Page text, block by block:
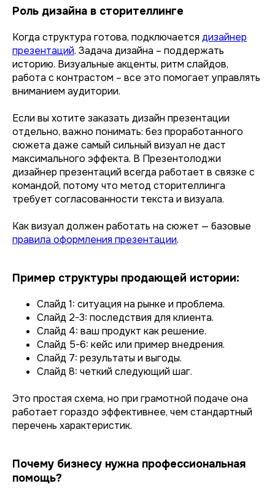
Роль дизайна в сторителлинге
Когда структура готова, подключается дизайнер
презентаций. Задача дизайна – поддержать
историю. Визуальные акценты, ритм слайдов,
работа с контрастом – все это помогает управлять
вниманием аудитории.
Если вы хотите заказать дизайн презентации
отдельно, важно понимать: без проработанного
сюжета даже самый сильный визуал не даст
максимального эффекта. В Презентолоджи
дизайнер презентаций всегда работает в связке с
командой, потому что метод сторителлинга
требует согласованности текста и визуала.
Как визуал должен работать на сюжет — базовые
правила оформления презентации.
Пример структуры продающей истории:
Слайд 1: ситуация на рынке и проблема.
Слайд 2-3: последствия для клиента.
Слайд 4: ваш продукт как решение.
Слайд 5-6: кейс или пример внедрения.
Слайд 7: результаты и выгоды.
Слайд 8: четкий следующий шаг.
Это простая схема, но при грамотной подаче она
работает гораздо эффективнее, чем стандартный
перечень характеристик.
Почему бизнесу нужна профессиональная
помощь?